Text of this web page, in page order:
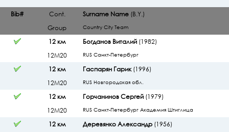
Bib#
Cont.
Group
Surname Name (B.Y.)
Country City Team
12 км
12М20
Богданов Виталий(1982)
RUS Санкт-Петербург
12 км
12М20
Гаспарян Гарик(1996)
RUS Новгородская обл.
12 км
12М20
Горчанинов Сергей(1979)
RUS Санкт-Петербург Академия Штиглица
12 км
Деревянко Александр(1956)